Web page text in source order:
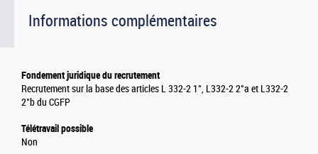
Informations complémentaires
Fondement juridique du recrutement
Recrutement sur la base des articles L 332-2 1°, L332-2 2°a et L332-2
2°b du CGFP
Télétravail possible
Non